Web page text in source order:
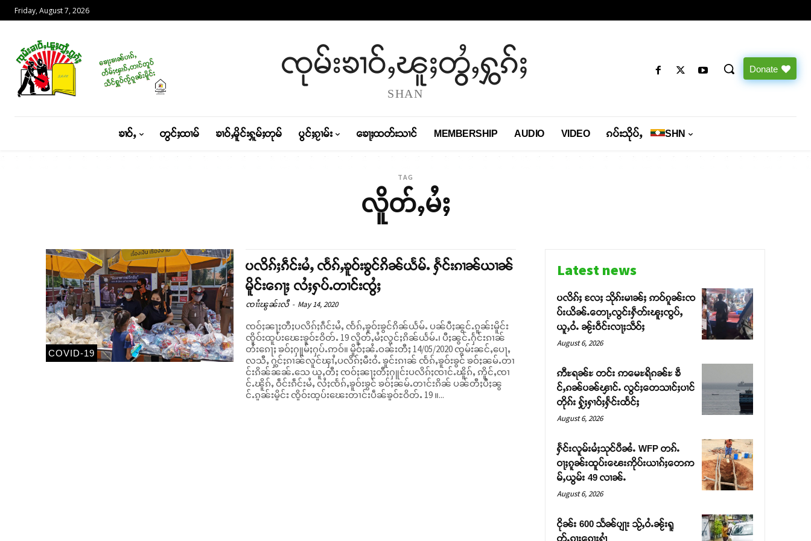
Friday, August 7, 2026
ၸုမ်းၶၢဝ်ႇၽူႈတွႆႇႁွၵ်ႈ
SHAN
Donate
ၶၢဝ်ႇ တွင်ႈထၢမ် ၶၢဝ်ႇမိူင်းႁူမ်ႈတုမ် ပွင်ႈၵႂၢမ်း ၶေႃႈထတ်းသၢင် MEMBERSHIP AUDIO VIDEO ၵပ်းသိုပ်ႇ SHN
TAG
လိူတ်ႇမႆႈ
COVID-19
ပလိၵ်ႈၵဵင်းမႆႇ ၸႅၵ်ႇၶူဝ်းၶွင်ၵိၼ်ယႅမ်ႉ ႁႅင်းၵၢၼ်ယၢၼ်
မိူင်းၵေႃႈ လႆႈႁပ်ႉတၢင်းၸွႆႈ
ၸၢႆးၽွၼ်းလီ - May 14, 2020
ၸဝ်ႈၼႃႈတီႈပလိၵ်ႈၵဵင်းမႆႇ ၸႅၵ်ႇၶူဝ်းၶွင်ၵိၼ်ယႅမ်ႉ ပၼ်ပီႈၼွင်ႉၵူၼ်းမိူင်း
ၸိူဝ်းထူပ်းၽေးၶူဝ်ႊဝိတ်ႉ 19 လိူတ်ႇမႆႈလွင်ႈၵိၼ်ယႅမ်ႉ၊ ပီႈၼွင်ႉႁႅင်းၵၢၼ်
တႆးၵေႃႈ ၶဝ်ႈႁူမ်ႈႁပ်ႉဢဝ်။ မိူဝ်ႈၼႆႉဝၼ်းတီႈ 14/05/2020 ၸွမ်းၼင်ႇပေႃႇ
လသီႇ ႁွင်ႈၵၢၼ်လူင်ၾၢႆႇပလိၵ်ႈမီးဝႆႉ ၶူင်းၵၢၼ် ၸႅၵ်ႇၶူဝ်းၶွင် ၶဝ်ႈၼမ်ႉတၢ
င်းၵိၼ်ၼၼ်ႉသေ ယူႇတီႈ ၸဝ်ႈၼႃႈတီႈႁူင်းပလိၵ်ႈၸၢင်ႉၽိူၵ်ႇ ဢိူင်ႇၸၢ
င်ႉၽိူၵ်ႇ ဝဵင်းၵဵင်းမႆႇ လႆႈၸႅၵ်ႇၶူဝ်းၶွင် ၶဝ်ႈၼမ်ႉတၢင်းၵိၼ် ပၼ်တီႈပီႈၼွ
င်ႉၵူၼ်းမိူင်း ၸိူဝ်းထူပ်းၽေးတၢင်းပဵၼ်ၶူဝ်ႊဝိတ်ႉ 19 ။...
Latest news
ပလိၵ်ႈ လႄႈ သိုၵ်းမၢၼ်ႈ ဢဝ်ၵူၼ်းၸ
ပ်းယိၼ်ႉတေႃႇလွင်းႁဵတ်းၽူႈၸွပ်ႇ
ယူႇဝႆႉ ၼႂ်းဝဵင်းလႃႈသဵဝ်ႈ
August 6, 2026
ဢီႊရၼ်ႊ တင်း ဢမေႊရိၵၼ်ႊ ၶဵ
င်ႇၵၼ်ပၼ်ၾၢင်ႉ လွင်ႈတေသၢင်ႈပၢင်
တိုၵ်း ႁႂ်ႈႁၢဝ်ႈႁႅင်းထႅင်ႈ
August 6, 2026
ႁႅင်းလူမ်းမႆႈသုင်ပီၼႆႉ WFP တၵ်ႉ
ဝႃႈၵူၼ်းထူပ်းၽေးဢိုပ်းယၢၵ်ႈတေဢ
မ်ႇယွမ်း 49 လၢၼ်ႉ
August 6, 2026
ငိုၼ်း 600 သႅၼ်ပျႃး သႂ်ႇဝႆႉၼႂ်းရူ
တ်ႉၵႃးၵေႃႈႁၢႆ